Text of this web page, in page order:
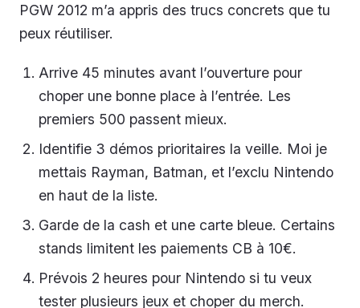
PGW 2012 m’a appris des trucs concrets que tu
peux réutiliser.
Arrive 45 minutes avant l’ouverture pour
choper une bonne place à l’entrée. Les
premiers 500 passent mieux.
Identifie 3 démos prioritaires la veille. Moi je
mettais Rayman, Batman, et l’exclu Nintendo
en haut de la liste.
Garde de la cash et une carte bleue. Certains
stands limitent les paiements CB à 10€.
Prévois 2 heures pour Nintendo si tu veux
tester plusieurs jeux et choper du merch.